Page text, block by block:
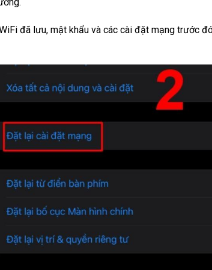
đã lưu, mật khẩu và các cài đặt mạng trước